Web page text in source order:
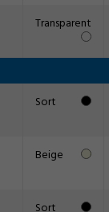
Transparent
Sort
Beige